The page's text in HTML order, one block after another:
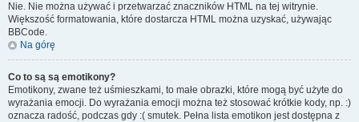
Nie. Nie można używać i przetwarzać znaczników HTML na tej witrynie.
Większość formatowania, które dostarcza HTML można uzyskać, używając
BBCode.
Na górę
Co to są są emotikony?
Emotikony, zwane też uśmieszkami, to małe obrazki, które mogą być użyte do
wyrażania emocji. Do wyrażania emocji można też stosować krótkie kody, np. :)
oznacza radość, podczas gdy :( smutek. Pełna lista emotikon jest dostępna z